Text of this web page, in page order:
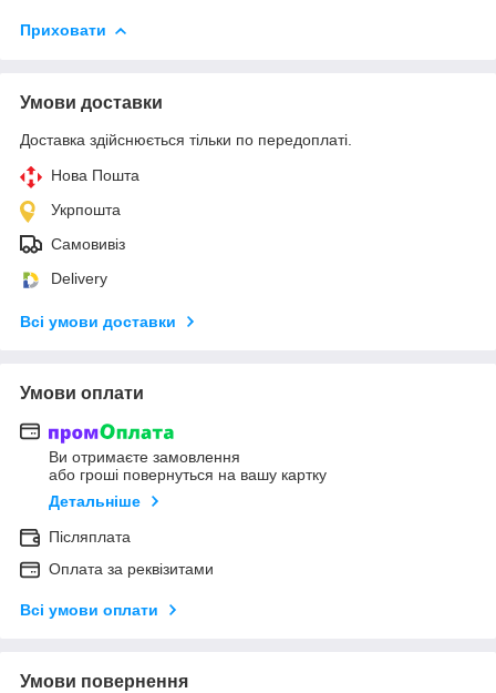
Приховати
Умови доставки
Доставка здійснюється тільки по передоплаті.
Нова Пошта
Укрпошта
Самовивіз
Delivery
Всі умови доставки
Умови оплати
Ви отримаєте замовлення
або гроші повернуться на вашу картку
Детальніше
Післяплата
Оплата за реквізитами
Всі умови оплати
Умови повернення